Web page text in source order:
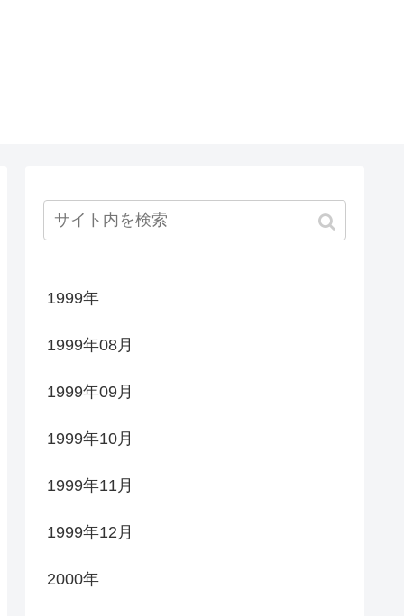
1999年
1999年08月
1999年09月
1999年10月
1999年11月
1999年12月
2000年